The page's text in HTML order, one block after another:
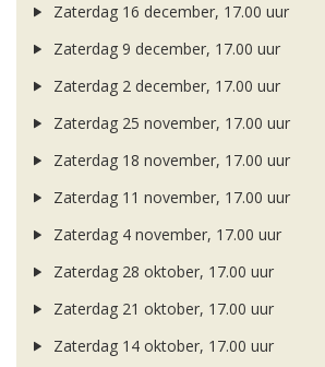
Zaterdag 16 december, 17.00 uur
Zaterdag 9 december, 17.00 uur
Zaterdag 2 december, 17.00 uur
Zaterdag 25 november, 17.00 uur
Zaterdag 18 november, 17.00 uur
Zaterdag 11 november, 17.00 uur
Zaterdag 4 november, 17.00 uur
Zaterdag 28 oktober, 17.00 uur
Zaterdag 21 oktober, 17.00 uur
Zaterdag 14 oktober, 17.00 uur